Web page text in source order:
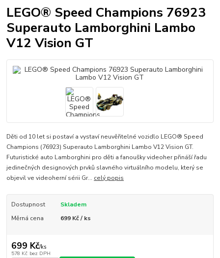
LEGO® Speed Champions 76923
Superauto Lamborghini Lambo
V12 Vision GT
Děti od 10 let si postaví a vystaví neuvěřitelné vozidlo LEGO® Speed
Champions (76923) Superauto Lamborghini Lambo V12 Vision GT.
Futuristické auto Lamborghini pro děti a fanoušky videoher přináší řadu
jedinečných designových prvků slavného virtuálního modelu, který se
objevil ve videoherní sérii Gr... celý popis
Dostupnost
Skladem
Měrná cena
699 Kč / ks
699 Kč/ks
578 Kč bez DPH